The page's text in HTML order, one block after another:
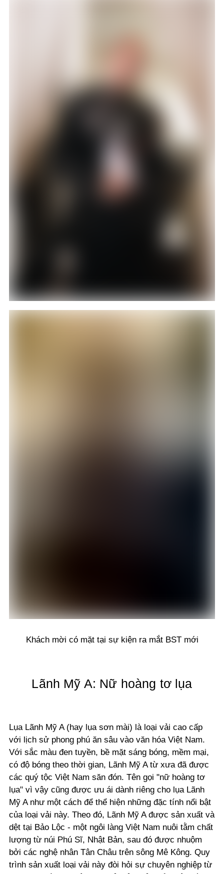
Khách mời có mặt tại sự kiện ra mắt BST mới
Lãnh Mỹ A: Nữ hoàng tơ lụa
Lụa Lãnh Mỹ A (hay lụa sơn mài) là loại vải cao cấp
với lịch sử phong phú ăn sâu vào văn hóa Việt Nam.
Với sắc màu đen tuyền, bề mặt sáng bóng, mềm mại,
có độ bóng theo thời gian, Lãnh Mỹ A từ xưa đã được
các quý tộc Việt Nam săn đón. Tên gọi "nữ hoàng tơ
lụa" vì vậy cũng được ưu ái dành riêng cho lụa Lãnh
Mỹ A như một cách để thể hiện những đặc tính nổi bật
của loại vải này. Theo đó, Lãnh Mỹ A được sản xuất và
dệt tại Bảo Lộc - một ngôi làng Việt Nam nuôi tằm chất
lượng từ núi Phú Sĩ, Nhật Bản, sau đó được nhuộm
bởi các nghệ nhân Tân Châu trên sông Mê Kông. Quy
trình sản xuất loại vải này đòi hỏi sự chuyên nghiệp từ